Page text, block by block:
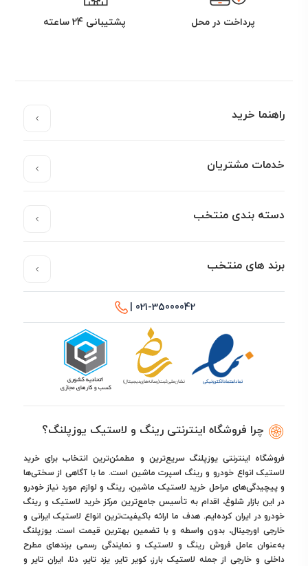
پرداخت در محل پشتیبانی 24 ساعته
راهنما خرید
خدمات مشتریان
دسته بندی منتخب
برند های منتخب
021-35000042 |
چرا فروشگاه اینترنتی رینگ و لاستیک یوزپلنگ؟
فروشگاه اینترنتی یوزپلنگ سریع‌ترین و مطمئن‌ترین انتخاب برای خرید
لاستیک انواع خودرو و رینگ اسپرت ماشین است. ما با آگاهی از سختی‌ها
و پیچیدگی‌های مراحل خرید لاستیک ماشین، رینگ و لوازم مورد نیاز خودرو
در این بازار شلوغ، اقدام به تأسیس جامع‌ترین مرکز خرید لاستیک و رینگ
خودرو در ایران کرده‌ایم. هدف ما ارائه باکیفیت‌ترین انواع لاستیک ایرانی و
خارجی اورجینال، بدون واسطه و با تضمین بهترین قیمت است. یوزپلنگ
به‌عنوان عامل فروش رینگ و لاستیک و نمایندگی رسمی برندهای مطرح
داخلی و خارجی از جمله لاستیک بارز، کویر تایر، یزد تایر، دنا، ایران تایر و